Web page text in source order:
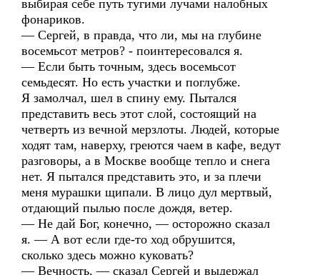
выбирая себе путь тугими лучами налобных
фонариков.
— Сергей, в правда, что ли, мы на глубине
восемьсот метров? - поинтересовался я.
— Если быть точным, здесь восемьсот
семьдесят. Но есть участки и поглубже.
Я замолчал, шел в спину ему. Пытался
представить весь этот слой, состоящий на
четверть из вечной мерзлоты. Людей, которые
ходят там, наверху, греются чаем в кафе, ведут
разговоры, а в Москве вообще тепло и снега
нет. Я пытался представить это, и за плечи
меня мурашки щипали. В лицо дул мертвый,
отдающий пылью после дождя, ветер.
— Не дай Бог, конечно, — осторожно сказал
я. — А вот если где-то ход обрушится,
сколько здесь можно куковать?
— Вечность, — сказал Сергей и выдержал